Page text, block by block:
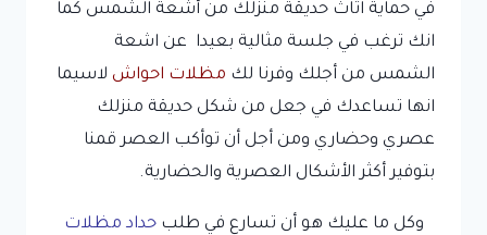
في حماية اثاث حديقة منزلك من أشعة الشمس كما
انك ترغب في جلسة مثالية بعيدا عن اشعة
الشمس من أجلك وفرنا لك مظلات احواش لاسيما
انها تساعدك في جعل من شكل حديقة منزلك
عصري وحضاري ومن أجل أن توأكب العصر قمنا
بتوفير أكثر الأشكال العصرية والحضارية.
وكل ما عليك هو أن تسارع في طلبحداد مظلات